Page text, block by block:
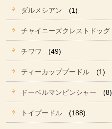
ダルメシアン (1)
チャイニーズクレストドッグ
チワワ (49)
ティーカッププードル (1)
ドーベルマンピンシャー (8)
トイプードル (188)